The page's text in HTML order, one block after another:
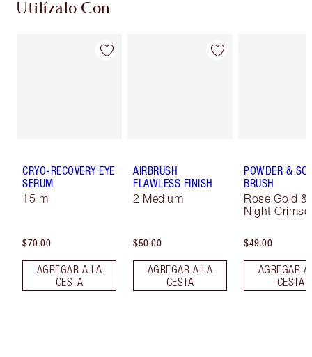
Utilízalo Con
CRYO-RECOVERY EYE
SERUM
15 ml
$70.00
AGREGAR A LA
CESTA
AIRBRUSH
FLAWLESS FINISH
2 Medium
$50.00
AGREGAR A LA
CESTA
POWDER &
BRUSH
Rose Gold &
Night
$49.00
AGREGAR
CESTA